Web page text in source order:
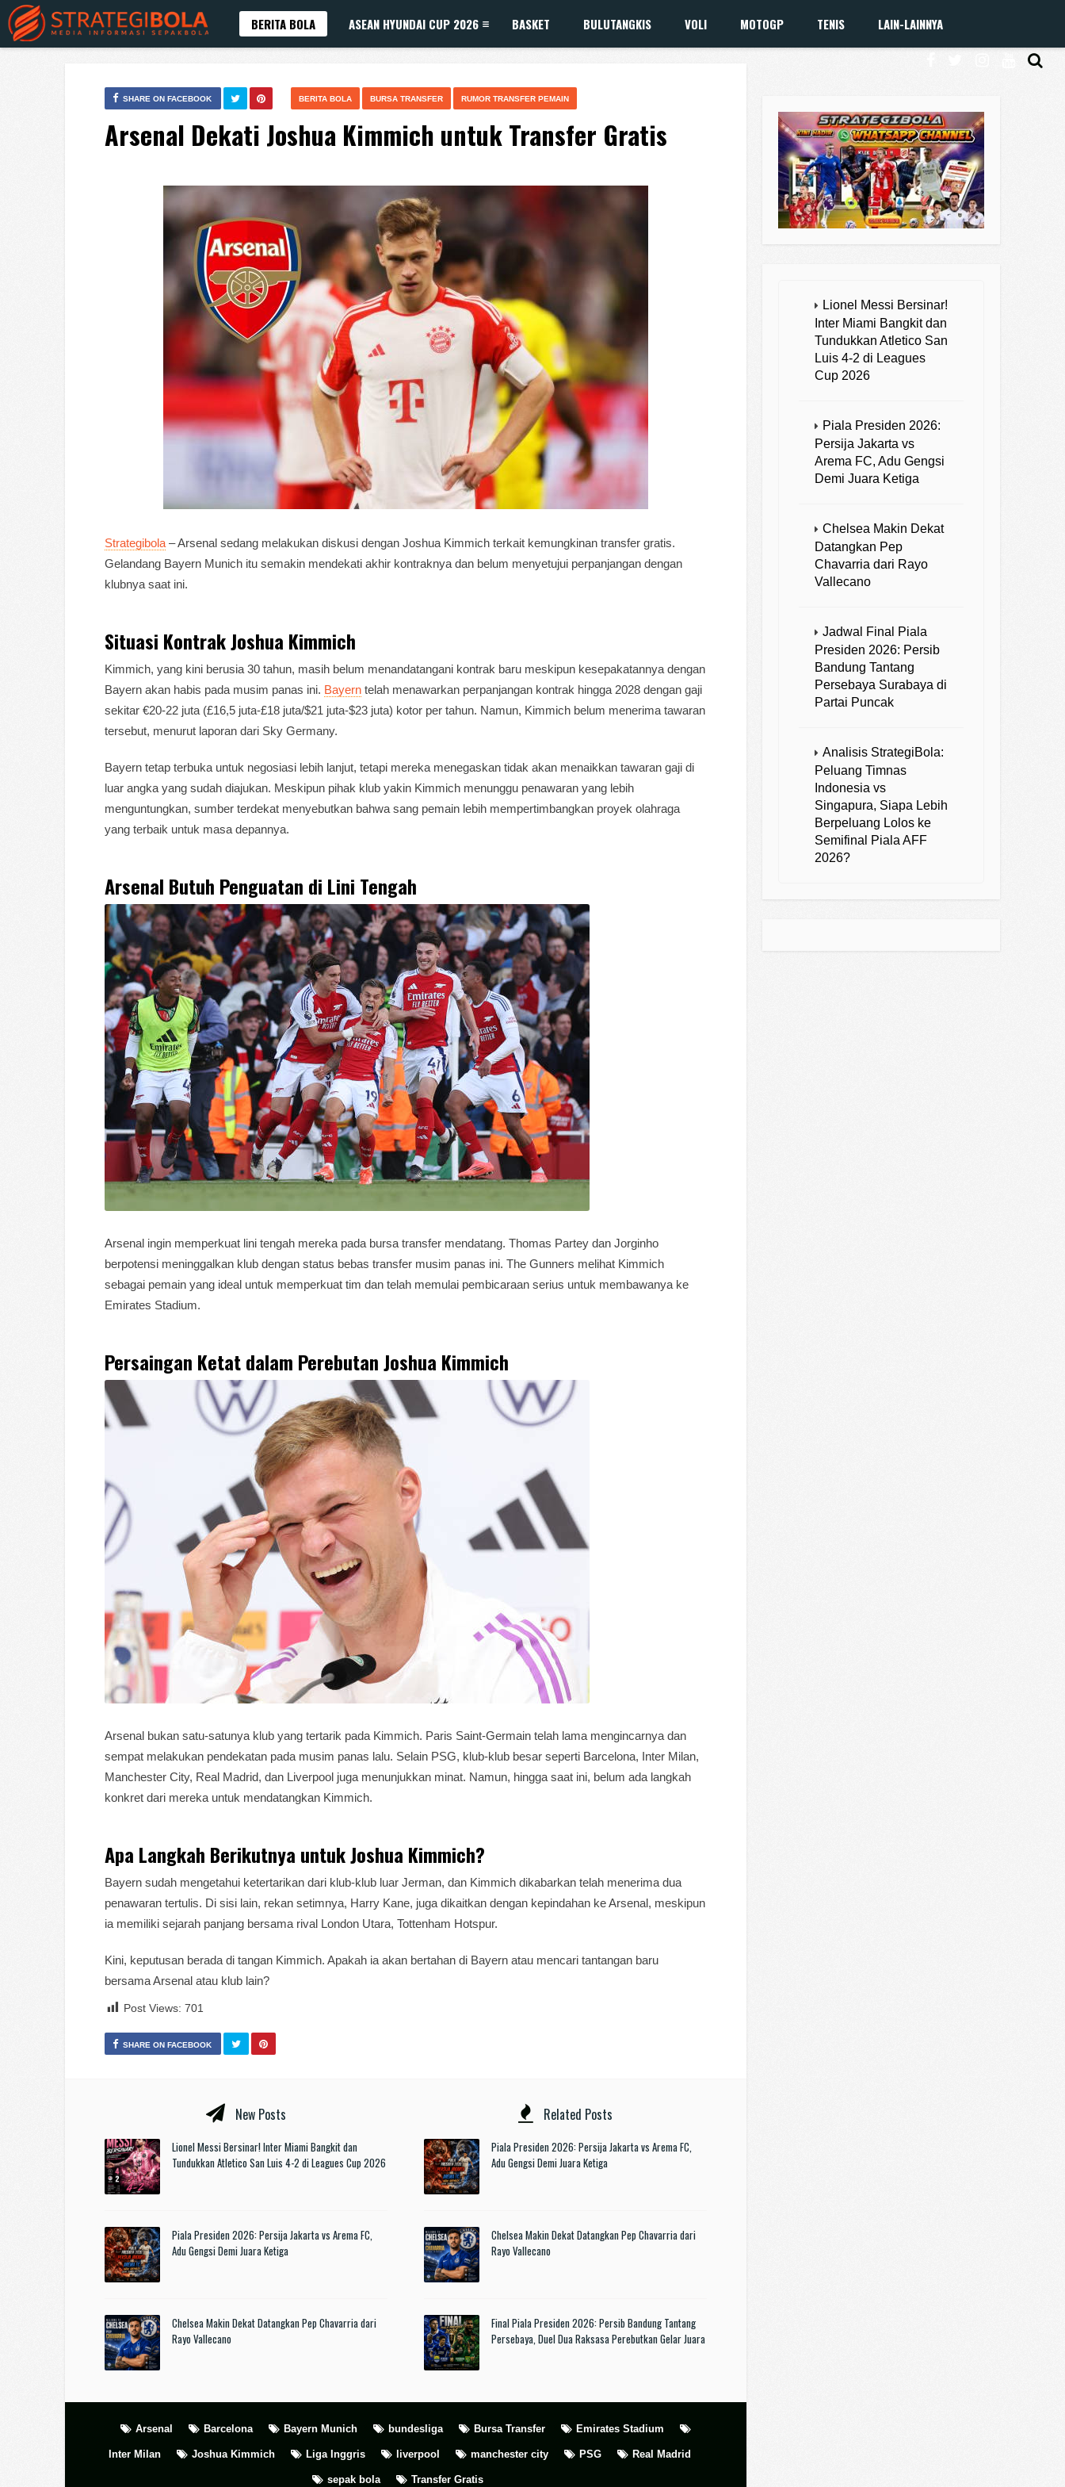
BERITA BOLA ASEAN HYUNDAI CUP 2026 BASKET BULUTANGKIS VOLI MOTOGP TENIS LAIN-LAINNYA
BERITA BOLA BURSA TRANSFER RUMOR TRANSFER PEMAIN
SHARE ON FACEBOOK
Arsenal Dekati Joshua Kimmich untuk Transfer Gratis
Strategibola – Arsenal sedang melakukan diskusi dengan Joshua Kimmich terkait kemungkinan transfer gratis.
Gelandang Bayern Munich itu semakin mendekati akhir kontraknya dan belum menyetujui perpanjangan dengan
klubnya saat ini.
Situasi Kontrak Joshua Kimmich
Kimmich, yang kini berusia 30 tahun, masih belum menandatangani kontrak baru meskipun kesepakatannya dengan
Bayern akan habis pada musim panas ini. Bayern telah menawarkan perpanjangan kontrak hingga 2028 dengan gaji
sekitar €20-22 juta (£16,5 juta-£18 juta/$21 juta-$23 juta) kotor per tahun. Namun, Kimmich belum menerima tawaran
tersebut, menurut laporan dari Sky Germany.
Bayern tetap terbuka untuk negosiasi lebih lanjut, tetapi mereka menegaskan tidak akan menaikkan tawaran gaji di
luar angka yang sudah diajukan. Meskipun pihak klub yakin Kimmich menunggu penawaran yang lebih
menguntungkan, sumber terdekat menyebutkan bahwa sang pemain lebih mempertimbangkan proyek olahraga
yang terbaik untuk masa depannya.
Arsenal Butuh Penguatan di Lini Tengah
Arsenal ingin memperkuat lini tengah mereka pada bursa transfer mendatang. Thomas Partey dan Jorginho
berpotensi meninggalkan klub dengan status bebas transfer musim panas ini. The Gunners melihat Kimmich
sebagai pemain yang ideal untuk memperkuat tim dan telah memulai pembicaraan serius untuk membawanya ke
Emirates Stadium.
Persaingan Ketat dalam Perebutan Joshua Kimmich
Arsenal bukan satu-satunya klub yang tertarik pada Kimmich. Paris Saint-Germain telah lama mengincarnya dan
sempat melakukan pendekatan pada musim panas lalu. Selain PSG, klub-klub besar seperti Barcelona, Inter Milan,
Manchester City, Real Madrid, dan Liverpool juga menunjukkan minat. Namun, hingga saat ini, belum ada langkah
konkret dari mereka untuk mendatangkan Kimmich.
Apa Langkah Berikutnya untuk Joshua Kimmich?
Bayern sudah mengetahui ketertarikan dari klub-klub luar Jerman, dan Kimmich dikabarkan telah menerima dua
penawaran tertulis. Di sisi lain, rekan setimnya, Harry Kane, juga dikaitkan dengan kepindahan ke Arsenal, meskipun
ia memiliki sejarah panjang bersama rival London Utara, Tottenham Hotspur.
Kini, keputusan berada di tangan Kimmich. Apakah ia akan bertahan di Bayern atau mencari tantangan baru
bersama Arsenal atau klub lain?
Post Views: 701
SHARE ON FACEBOOK
New Posts
Lionel Messi Bersinar! Inter Miami Bangkit dan
Tundukkan Atletico San Luis 4-2 di Leagues Cup 2026
Piala Presiden 2026: Persija Jakarta vs Arema FC,
Adu Gengsi Demi Juara Ketiga
Chelsea Makin Dekat Datangkan Pep Chavarria dari
Rayo Vallecano
Related Posts
Piala Presiden 2026: Persija Jakarta vs Arema FC,
Adu Gengsi Demi Juara Ketiga
Chelsea Makin Dekat Datangkan Pep Chavarria dari
Rayo Vallecano
Final Piala Presiden 2026: Persib Bandung Tantang
Persebaya, Duel Dua Raksasa Perebutkan Gelar Juara
Arsenal Barcelona Bayern Munich bundesliga Bursa Transfer Emirates Stadium
Inter Milan Joshua Kimmich Liga Inggris liverpool manchester city PSG Real Madrid
sepak bola Transfer Gratis
Lionel Messi Bersinar!
Inter Miami Bangkit dan
Tundukkan Atletico San
Luis 4-2 di Leagues
Cup 2026
Piala Presiden 2026:
Persija Jakarta vs
Arema FC, Adu Gengsi
Demi Juara Ketiga
Chelsea Makin Dekat
Datangkan Pep
Chavarria dari Rayo
Vallecano
Jadwal Final Piala
Presiden 2026: Persib
Bandung Tantang
Persebaya Surabaya di
Partai Puncak
Analisis StrategiBola:
Peluang Timnas
Indonesia vs
Singapura, Siapa Lebih
Berpeluang Lolos ke
Semifinal Piala AFF
2026?